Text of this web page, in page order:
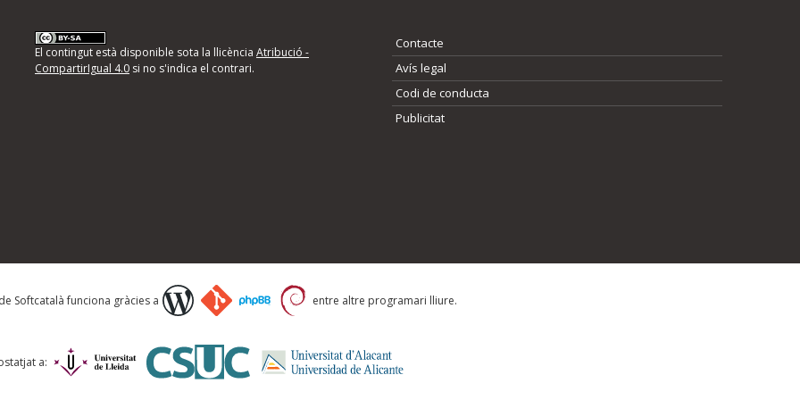
d'errors
següents i descriviu quina és la millora que
El contingut està disponible sota la llicència Atribució -
CompartirIgual 4.0si no s'indica el contrari.
Contacte
Avís legal
Codi de conducta
Publicitat
Softcatalà funciona gràcies a entre altre programari lliure.
a: